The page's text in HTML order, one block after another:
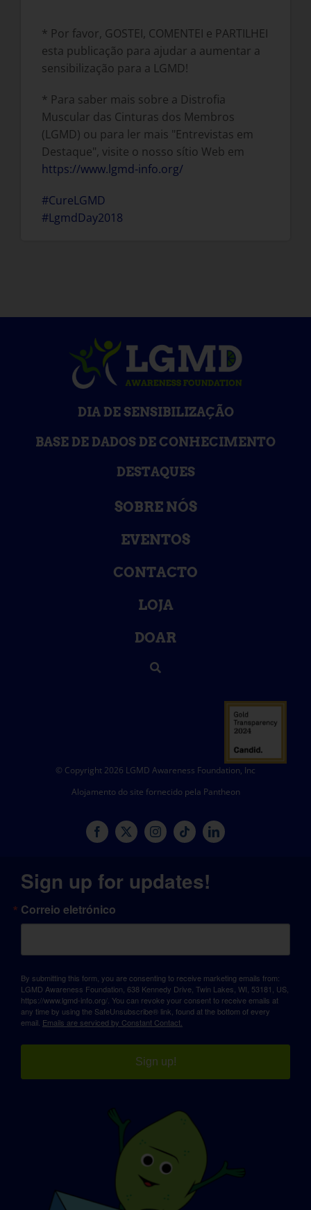
* Por favor, GOSTEI, COMENTEI e PARTILHEI
esta publicação para ajudar a aumentar a
sensibilização para a LGMD!
* Para saber mais sobre a Distrofia
Muscular das Cinturas dos Membros
(LGMD) ou para ler mais "Entrevistas em
Destaque", visite o nosso sítio Web em
https://www.lgmd-info.org/
#CureLGMD
#LgmdDay2018
DIA DE SENSIBILIZAÇÃO
BASE DE DADOS DE CONHECIMENTO
DESTAQUES
SOBRE NÓS
EVENTOS
CONTACTO
LOJA
DOAR
© Copyright 2026 LGMD Awareness Foundation, Inc
Alojamento do site fornecido pela Pantheon
Sign up for updates!
Correio eletrónico
By submitting this form, you are consenting to receive marketing emails from:
LGMD Awareness Foundation, 638 Kennedy Drive, Twin Lakes, WI, 53181, US,
https://www.lgmd-info.org/. You can revoke your consent to receive emails at
any time by using the SafeUnsubscribe® link, found at the bottom of every
email. Emails are serviced by Constant Contact.
Sign up!